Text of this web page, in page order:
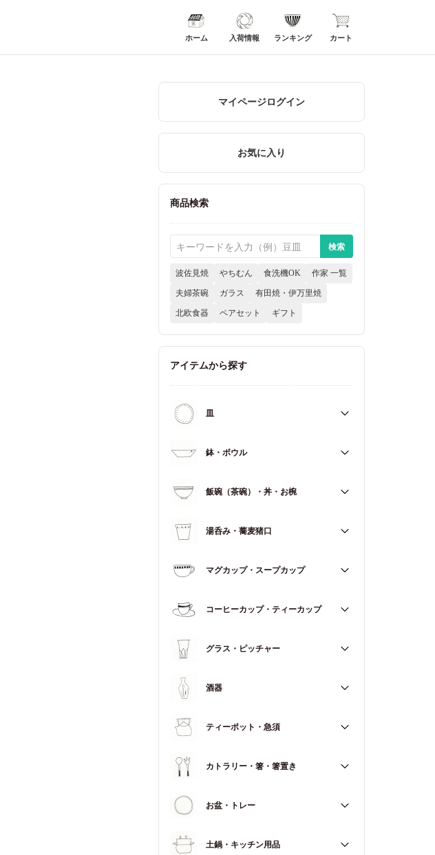
ホーム 入荷情報 ランキング カート
マイページログイン
お気に入り
商品検索
波佐見焼 やちむん 食洗機OK 作家 一覧
夫婦茶碗 ガラス 有田焼・伊万里焼
北欧食器 ペアセット ギフト
アイテムから探す
皿
すべて
取皿・中皿（15～20cm）
鉢・ボウル
すべて
中鉢（13～17cm）
飯碗（茶碗）・丼・お椀
すべて
丼（どんぶり）
湯呑み・蕎麦猪口
蕎麦猪口（そばちょこ）
マグカップ・スープカップ
スープカップ
コーヒーカップ・ティーカップ
グラス・ピッチャー
すべて
酒器
お猪口（おちょこ）
ティーポット・急須
カトラリー・箸・箸置き
すべて
箸
お盆・トレー
すべて
土鍋・キッチン用品